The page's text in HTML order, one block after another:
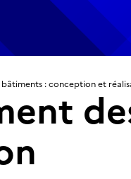
bâtiments : conception et